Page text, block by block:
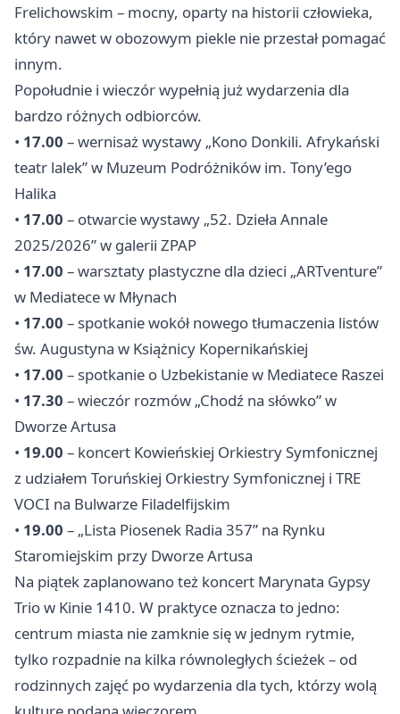
Frelichowskim – mocny, oparty na historii człowieka,
który nawet w obozowym piekle nie przestał pomagać
innym.
Popołudnie i wieczór wypełnią już wydarzenia dla
bardzo różnych odbiorców.
• 17.00 – wernisaż wystawy „Kono Donkili. Afrykański
teatr lalek” w Muzeum Podróżników im. Tony’ego
Halika
• 17.00 – otwarcie wystawy „52. Dzieła Annale
2025/2026” w galerii ZPAP
• 17.00 – warsztaty plastyczne dla dzieci „ARTventure”
w Mediatece w Młynach
• 17.00 – spotkanie wokół nowego tłumaczenia listów
św. Augustyna w Książnicy Kopernikańskiej
• 17.00 – spotkanie o Uzbekistanie w Mediatece Raszei
• 17.30 – wieczór rozmów „Chodź na słówko” w
Dworze Artusa
• 19.00 – koncert Kowieńskiej Orkiestry Symfonicznej
z udziałem Toruńskiej Orkiestry Symfonicznej i TRE
VOCI na Bulwarze Filadelfijskim
• 19.00 – „Lista Piosenek Radia 357” na Rynku
Staromiejskim przy Dworze Artusa
Na piątek zaplanowano też koncert Marynata Gypsy
Trio w Kinie 1410. W praktyce oznacza to jedno:
centrum miasta nie zamknie się w jednym rytmie,
tylko rozpadnie na kilka równoległych ścieżek – od
rodzinnych zajęć po wydarzenia dla tych, którzy wolą